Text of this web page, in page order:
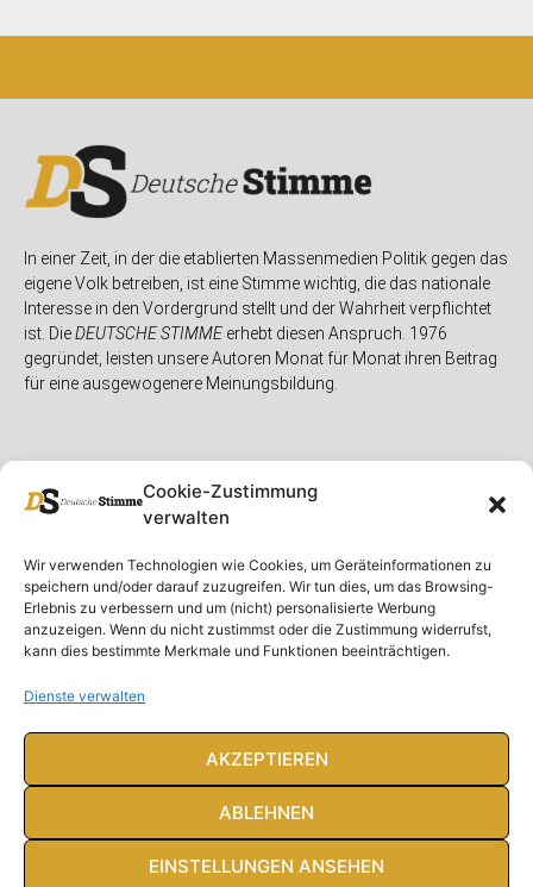
Cookie-Zustimmung
verwalten
Wir verwenden Technologien wie Cookies, um Geräteinformationen zu
speichern und/oder darauf zuzugreifen. Wir tun dies, um das Browsing-
Erlebnis zu verbessern und um (nicht) personalisierte Werbung
anzuzeigen. Wenn du nicht zustimmst oder die Zustimmung widerrufst,
kann dies bestimmte Merkmale und Funktionen beeinträchtigen.
Dienste verwalten
AKZEPTIEREN
ABLEHNEN
EINSTELLUNGEN ANSEHEN
In einer Zeit, in der die etablierten Massenmedien Politik gegen das
eigene Volk betreiben, ist eine Stimme wichtig, die das nationale
Interesse in den Vordergrund stellt und der Wahrheit verpflichtet
ist. DieDEUTSCHE STIMMEerhebt diesen Anspruch. 1976
gegründet, leisten unsere Autoren Monat für Monat ihren Beitrag
für eine ausgewogenere Meinungsbildung.
Unser Magazin
Spenden
Ausgaben
Abonnieren
Rubriken
Deutschland
Ausland
Feuilleton
Rechtliches
Rechtliche Hinweise
Impressum
Datenschutzerklärung